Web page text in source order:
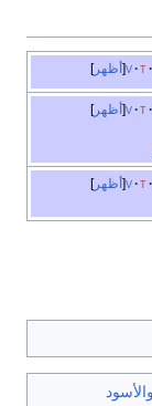
أظهر v t
أظهر v t
أظهر v t